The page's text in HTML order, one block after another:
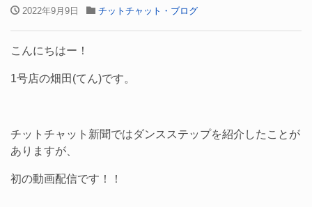
2022年9月9日 チットチャット・ブログ
こんにちはー！
1号店の畑田(てん)です。
チットチャット新聞ではダンスステップを紹介したことが
ありますが、
初の動画配信です！！